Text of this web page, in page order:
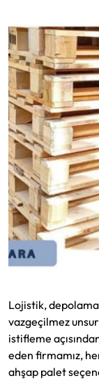
Lojistik,
vazgeçilmez
istifleme
eden firmamız,
ahşap palet